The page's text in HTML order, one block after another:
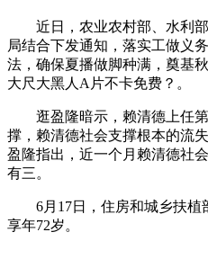
近日，农业农村部、水利部
局结合下发通知，落实工做义
法，确保夏播做脚种满，奠基
大尺大黑人A片不卡免费？。
逛盈隆暗示，赖清德上任第
撑，赖清德社会支撑根本的流
盈隆指出，近一个月赖清德社
有三。
6月17日，住房和城乡扶植
享年72岁。